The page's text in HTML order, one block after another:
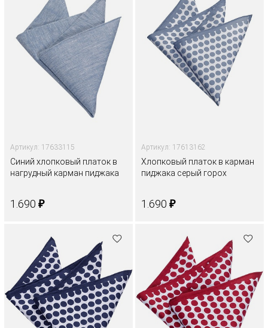
Артикул: 17633115
Синий хлопковый платок в
нагрудный карман пиджака
1.690 ₽
Артикул: 17613162
Хлопковый платок в карман
пиджака серый горох
1.690 ₽